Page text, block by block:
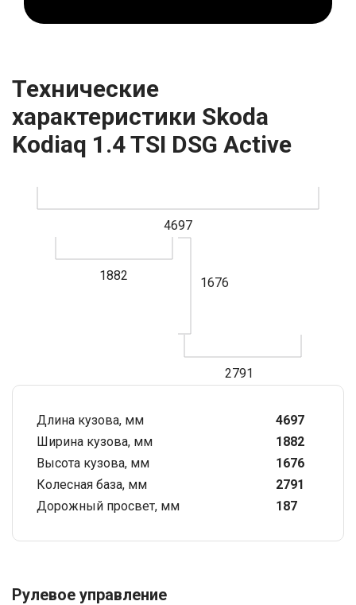
Технические
характеристики Skoda
Kodiaq 1.4 TSI DSG Active
4697
1882 1676
2791
Длина кузова, мм
4697
Ширина кузова, мм
1882
Высота кузова, мм
1676
Колесная база, мм
2791
Дорожный просвет, мм
187
Рулевое управление